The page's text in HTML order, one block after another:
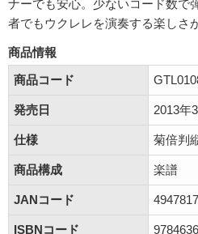
ナーでも安心。少ないコード数で
者でもウクレレを演奏する楽しさ
商品情報
商品コード
発売日 2013年
仕様 菊倍判
商品構成 楽譜
JANコード
ISBNコード